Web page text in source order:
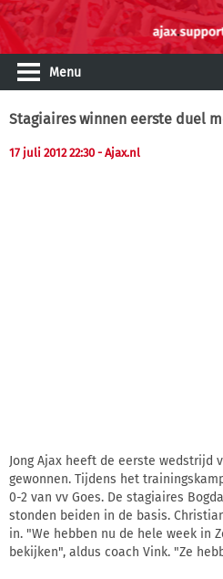
Menu
Stagiaires winnen eerste duel
17 juli 2012 22:30 - Ajax.nl
Jong Ajax heeft de eerste wedstrijd
gewonnen. Tijdens het
0-2 van vv Goes. De stagiaires
stonden beiden in de basis.
in. "We hebben nu de hele week in
bekijken", aldus coach Vink. "Ze